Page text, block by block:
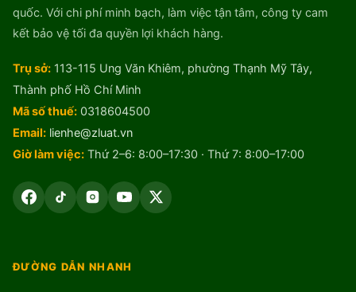
quốc. Với chi phí minh bạch, làm việc tận tâm, công ty cam
kết bảo vệ tối đa quyền lợi khách hàng.
Trụ sở: 113-115 Ung Văn Khiêm, phường Thạnh Mỹ Tây,
Thành phố Hồ Chí Minh
Mã số thuế: 0318604500
Email: lienhe@zluat.vn
Giờ làm việc: Thứ 2–6: 8:00–17:30 · Thứ 7: 8:00–17:00
ĐƯỜNG DẪN NHANH